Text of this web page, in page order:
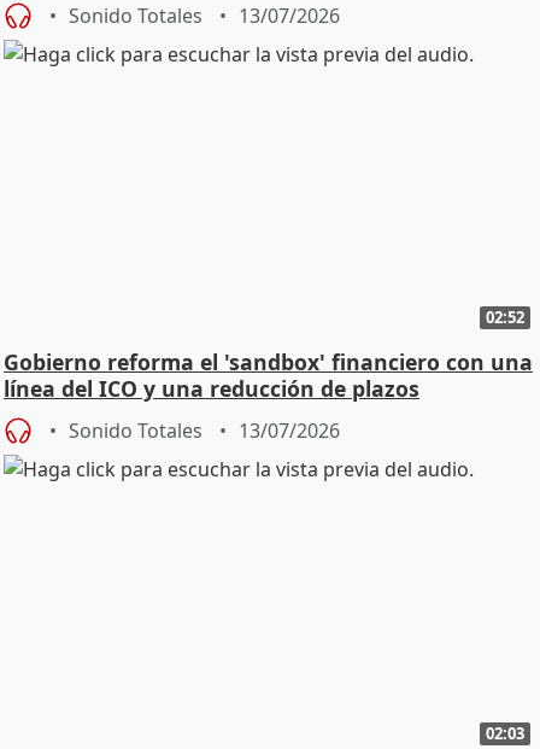
Sonido Totales 13/07/2026
02:52
Gobierno reforma el 'sandbox' financiero con una
línea del ICO y una reducción de plazos
Sonido Totales 13/07/2026
02:03